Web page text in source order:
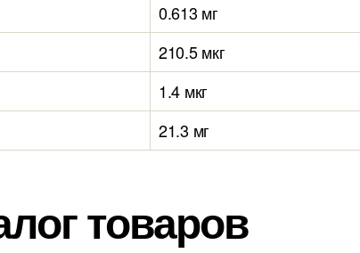
0.613 мг
210.5 мкг
1.4 мкг
21.3 мг
товаров